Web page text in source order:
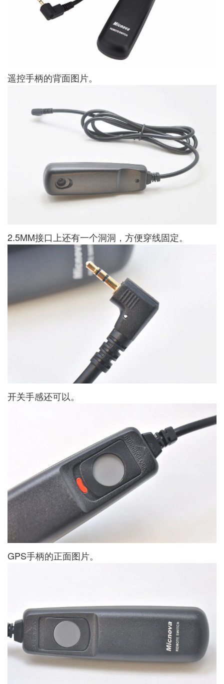
遥控手柄的背面图片。
2.5MM接口上还有一个洞洞，方便穿线固定。
开关手感还可以。
GPS手柄的正面图片。